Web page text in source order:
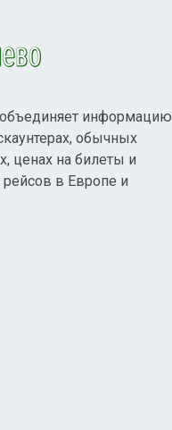
информацию
обычных
ценах на билеты и
в Европе и